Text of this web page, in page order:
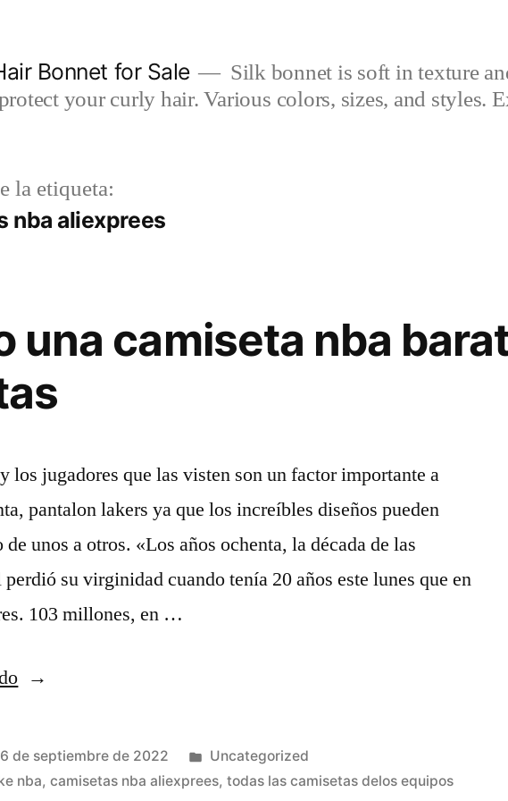
Bonnet for Sale
Silk bonnet is soft in texture
your curly hair. Various colors, sizes, and styles.
la etiqueta:
nba aliexprees
una camiseta nba
los jugadores que las visten son un factor importante a
pantalon lakers ya que los increíbles diseños pueden
unos a otros. «Los años ochenta, la década de las
su virginidad cuando tenía 20 años este lunes que en
103 millones, en …
«cómo
camiseta
nba
6 de septiembre de 2022
Publicado
en
Uncategorized
nba,camisetas nba aliexprees,todas las camisetas delos equipos